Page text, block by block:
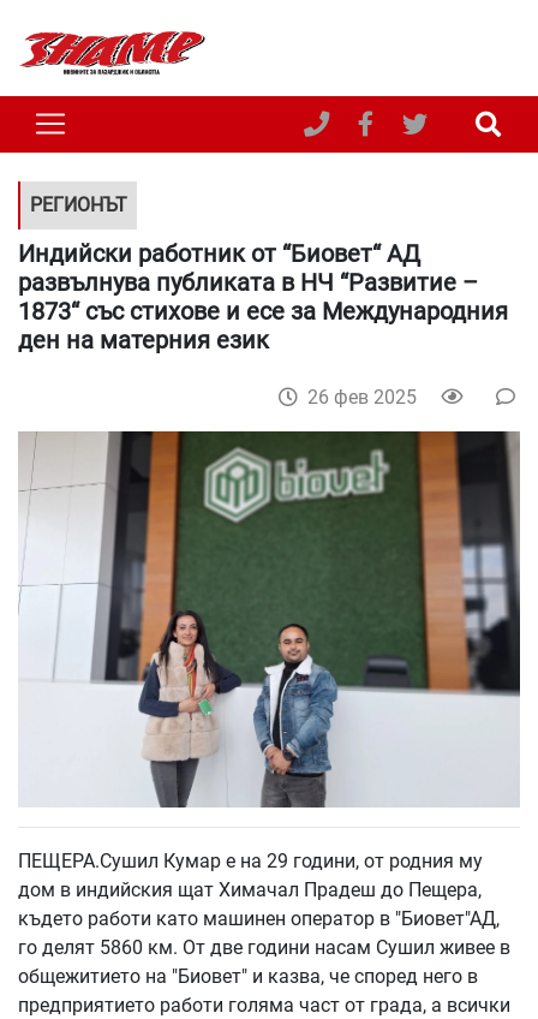
РЕГИОНЪТ
Индийски работник от “Биовет“ АД
развълнува публиката в НЧ “Развитие –
1873“ със стихове и есе за Международния
ден на матерния език
26 фев 2025
ПЕЩЕРА.Сушил Кумар е на 29 години, от родния му
дом в индийския щат Химачал Прадеш до Пещера,
където работи като машинен оператор в "Биовет"АД,
го делят 5860 км. От две години насам Сушил живее в
общежитието на "Биовет" и казва, че според него в
предприятието работи голяма част от града, а всички